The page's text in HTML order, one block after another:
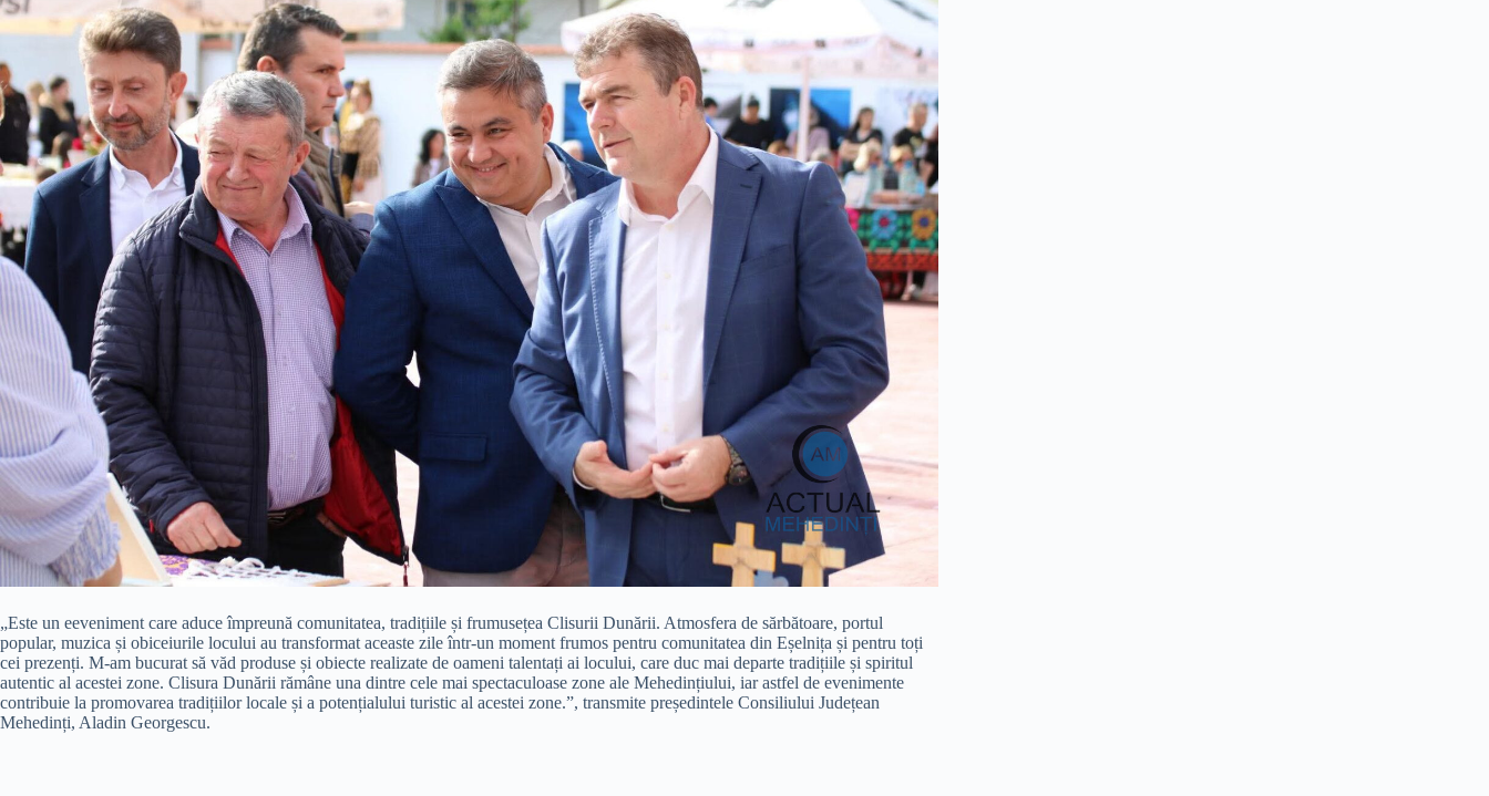
„Este un eeveniment care aduce împreună comunitatea, tradițiile și frumusețea Clisurii Dunării. Atmosfera de sărbătoare, portul
popular, muzica și obiceiurile locului au transformat aceaste zile într-un moment frumos pentru comunitatea din Eșelnița și pentru toți
cei prezenți. M-am bucurat să văd produse și obiecte realizate de oameni talentați ai locului, care duc mai departe tradițiile și spiritul
autentic al acestei zone. Clisura Dunării rămâne una dintre cele mai spectaculoase zone ale Mehedințiului, iar astfel de evenimente
contribuie la promovarea tradițiilor locale și a potențialului turistic al acestei zone.”, transmite președintele Consiliului Județean
Mehedinți, Aladin Georgescu.